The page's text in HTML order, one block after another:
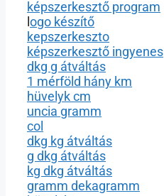
képszerkesztő program
logo készítő
kepszerkeszto
képszerkesztő ingyenes
dkg g átváltás
1 mérföld hány km
hüvelyk cm
uncia gramm
col
dkg kg átváltás
g dkg átváltás
kg dkg átváltás
gramm dekagramm